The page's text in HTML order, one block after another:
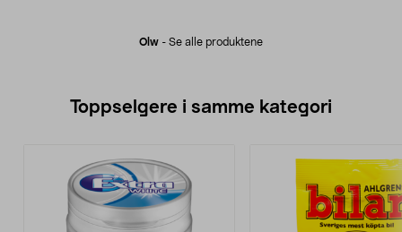
Olw - Se alle produktene
Toppselgere i samme kategori